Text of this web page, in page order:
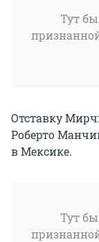
Тут
Отставку
Роберто
в Мексике.
Тут